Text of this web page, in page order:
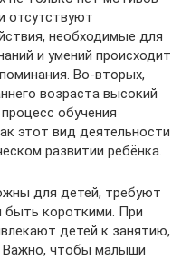
отсутствуют
необходимые для
и умений происходит
Во-вторых,
возраста высокий
обучения
этот вид деятельности
развитии ребёнка.
для детей, требуют
быть короткими. При
детей к занятию,
Важно, чтобы малыши